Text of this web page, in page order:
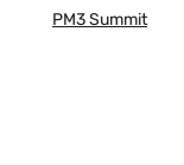
PM3 Summit